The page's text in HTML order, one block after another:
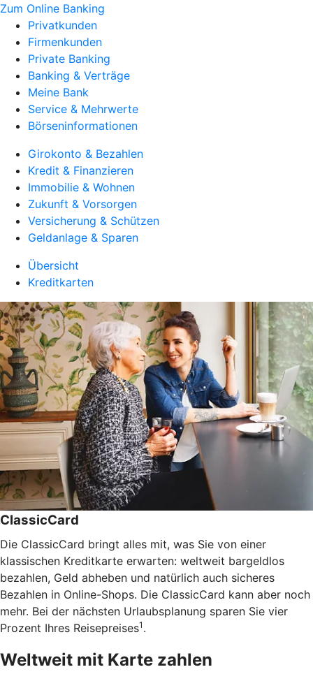
Zum Online Banking
Privatkunden
Firmenkunden
Private Banking
Banking & Verträge
Meine Bank
Service & Mehrwerte
Börseninformationen
Girokonto & Bezahlen
Kredit & Finanzieren
Immobilie & Wohnen
Zukunft & Vorsorgen
Versicherung & Schützen
Geldanlage & Sparen
Übersicht
Kreditkarten
ClassicCard
Die ClassicCard bringt alles mit, was Sie von einer
klassischen Kreditkarte erwarten: weltweit bargeldlos
bezahlen, Geld abheben und natürlich auch sicheres
Bezahlen in Online-Shops. Die ClassicCard kann aber noch
mehr. Bei der nächsten Urlaubsplanung sparen Sie vier
Prozent Ihres Reisepreises1 .
Weltweit mit Karte zahlen